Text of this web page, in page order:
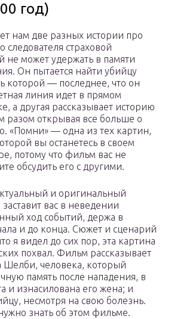
год)
нам две разных истории про
страховой
не может удержать в памяти
Он пытается найти убийцу
которой — последнее, что он
линия идет в прямом
а другая рассказывает историю
разом открывая все больше о
«Помни» — одна из тех картин,
вы останетесь в своем
потому что фильм вас не
обсудить его с другими.
и оригинальный
вас в неведении
ход событий, держа в
и до конца. Сюжет и сценарий
я видел до сих пор, эта картина
похвал. Фильм рассказывает
Шелби, человека, который
память после нападения, в
и изнасилована его жена; и
несмотря на свою болезнь.
знать об этом фильме.